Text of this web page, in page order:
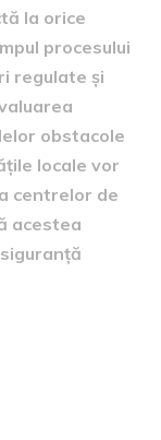
la orice
procesului
regulate și
obstacole
locale vor
centrelor de
acestea